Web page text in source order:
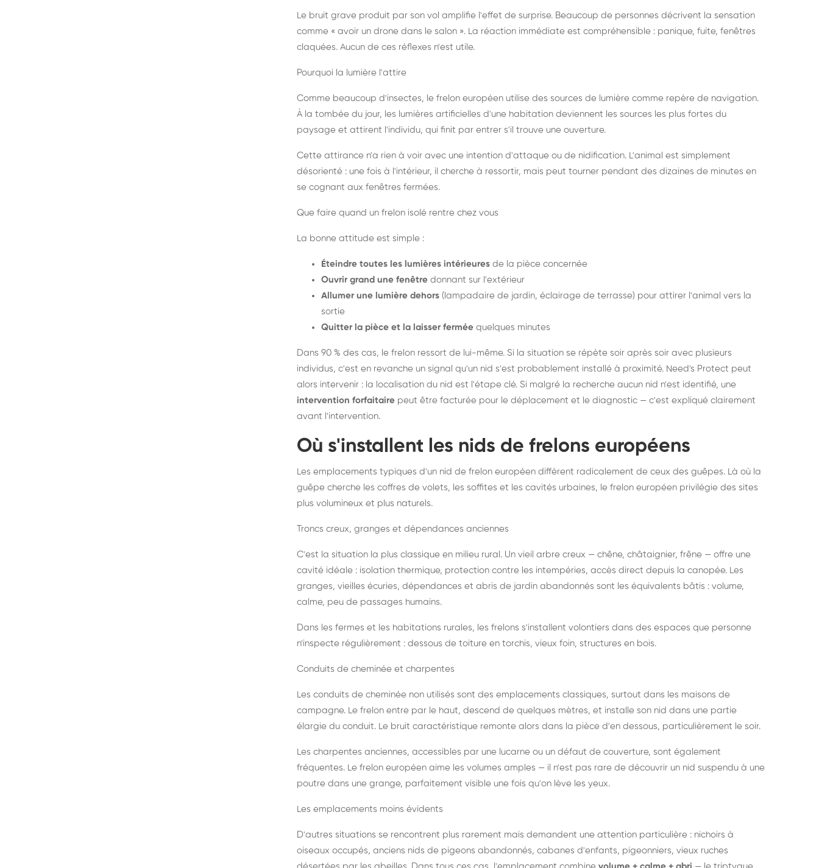
Le bruit grave produit par son vol amplifie l'effet de surprise. Beaucoup de personnes décrivent la sensation
comme « avoir un drone dans le salon ». La réaction immédiate est compréhensible : panique, fuite, fenêtres
claquées. Aucun de ces réflexes n'est utile.
Pourquoi la lumière l'attire
Comme beaucoup d'insectes, le frelon européen utilise des sources de lumière comme repère de navigation.
À la tombée du jour, les lumières artificielles d'une habitation deviennent les sources les plus fortes du
paysage et attirent l'individu, qui finit par entrer s'il trouve une ouverture.
Cette attirance n'a rien à voir avec une intention d'attaque ou de nidification. L'animal est simplement
désorienté : une fois à l'intérieur, il cherche à ressortir, mais peut tourner pendant des dizaines de minutes en
se cognant aux fenêtres fermées.
Que faire quand un frelon isolé rentre chez vous
La bonne attitude est simple :
Éteindre toutes les lumières intérieures de la pièce concernée
Ouvrir grand une fenêtre donnant sur l'extérieur
Allumer une lumière dehors (lampadaire de jardin, éclairage de terrasse) pour attirer l'animal vers la
sortie
Quitter la pièce et la laisser fermée quelques minutes
Dans 90 % des cas, le frelon ressort de lui-même. Si la situation se répète soir après soir avec plusieurs
individus, c'est en revanche un signal qu'un nid s'est probablement installé à proximité. Need's Protect peut
alors intervenir : la localisation du nid est l'étape clé. Si malgré la recherche aucun nid n'est identifié, une
intervention forfaitaire peut être facturée pour le déplacement et le diagnostic — c'est expliqué clairement
avant l'intervention.
Où s'installent les nids de frelons européens
Les emplacements typiques d'un nid de frelon européen diffèrent radicalement de ceux des guêpes. Là où la
guêpe cherche les coffres de volets, les soffites et les cavités urbaines, le frelon européen privilégie des sites
plus volumineux et plus naturels.
Troncs creux, granges et dépendances anciennes
C'est la situation la plus classique en milieu rural. Un vieil arbre creux — chêne, châtaignier, frêne — offre une
cavité idéale : isolation thermique, protection contre les intempéries, accès direct depuis la canopée. Les
granges, vieilles écuries, dépendances et abris de jardin abandonnés sont les équivalents bâtis : volume,
calme, peu de passages humains.
Dans les fermes et les habitations rurales, les frelons s'installent volontiers dans des espaces que personne
n'inspecte régulièrement : dessous de toiture en torchis, vieux foin, structures en bois.
Conduits de cheminée et charpentes
Les conduits de cheminée non utilisés sont des emplacements classiques, surtout dans les maisons de
campagne. Le frelon entre par le haut, descend de quelques mètres, et installe son nid dans une partie
élargie du conduit. Le bruit caractéristique remonte alors dans la pièce d'en dessous, particulièrement le soir.
Les charpentes anciennes, accessibles par une lucarne ou un défaut de couverture, sont également
fréquentes. Le frelon européen aime les volumes amples — il n'est pas rare de découvrir un nid suspendu à une
poutre dans une grange, parfaitement visible une fois qu'on lève les yeux.
Les emplacements moins évidents
D'autres situations se rencontrent plus rarement mais demandent une attention particulière : nichoirs à
oiseaux occupés, anciens nids de pigeons abandonnés, cabanes d'enfants, pigeonniers, vieux ruches